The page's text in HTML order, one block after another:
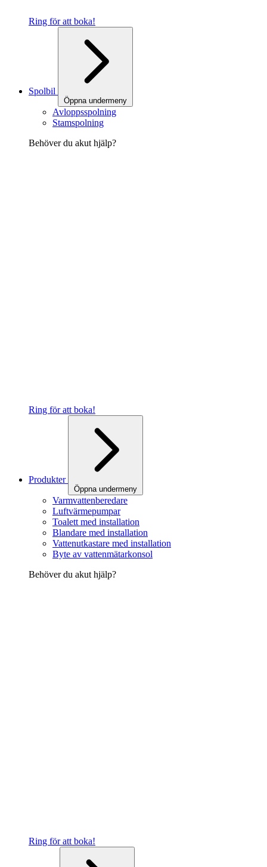
Ring för att boka!
Spolbil
Öppna undermeny
Avloppsspolning
Stamspolning
Behöver du akut hjälp?
Ring för att boka!
Produkter
Öppna undermeny
Varmvattenberedare
Luftvärmepumpar
Toalett med installation
Blandare med installation
Vattenutkastare med installation
Byte av vattenmätarkonsol
Behöver du akut hjälp?
Ring för att boka!